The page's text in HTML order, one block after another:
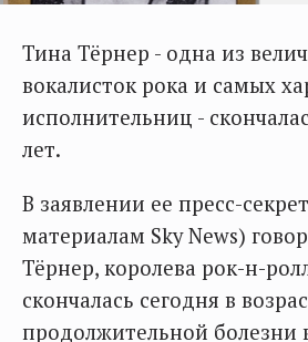
Тина Тёрнер - одна из
вокалисток рока и самых
исполнительниц -
лет.
В заявлении ее пресс-
материалам Sky News)
Тёрнер, королева рок-н-
скончалась сегодня в
продолжительной болезни